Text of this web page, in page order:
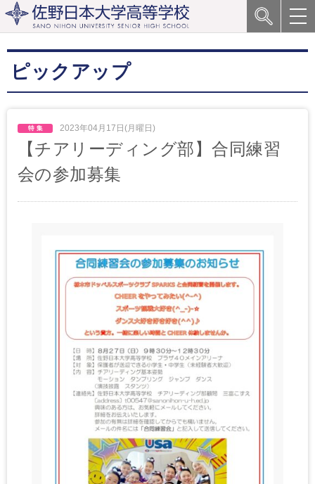
ピックアップ
2023年04月17日(月曜日)
【チアリーディング部】合同練習
会の参加募集